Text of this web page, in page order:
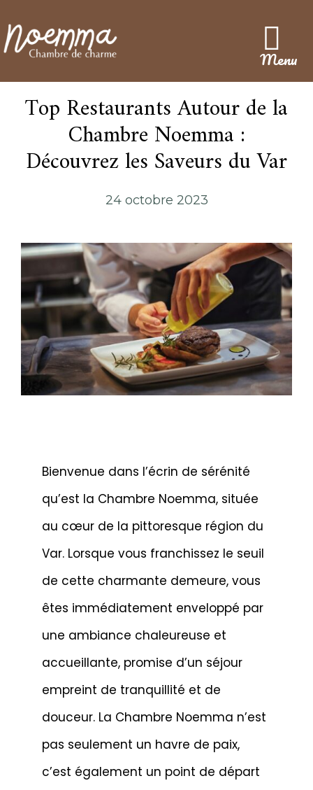
Menu
Top Restaurants Autour de la
Chambre Noemma :
Découvrez les Saveurs du Var
24 octobre 2023
Bienvenue dans l’écrin de sérénité
qu’est la Chambre Noemma, située
au cœur de la pittoresque région du
Var. Lorsque vous franchissez le seuil
de cette charmante demeure, vous
êtes immédiatement enveloppé par
une ambiance chaleureuse et
accueillante, promise d’un séjour
empreint de tranquillité et de
douceur. La Chambre Noemma n’est
pas seulement un havre de paix,
c’est également un point de départ